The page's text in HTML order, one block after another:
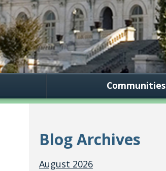
Communities
Blog Archives
August 2026